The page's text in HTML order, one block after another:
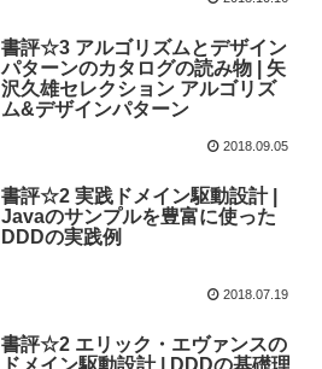
書評☆3 アルゴリズムとデザイン
パターンのカタログの読み物 | 矢
沢久雄セレクション アルゴリズ
ム&デザインパターン
2018.09.05
書評☆2 実践ドメイン駆動設計 |
Javaのサンプルを豊富に使った
DDDの実践例
2018.07.19
書評☆2 エリック・エヴァンスの
ドメイン駆動設計 | DDDの基礎理